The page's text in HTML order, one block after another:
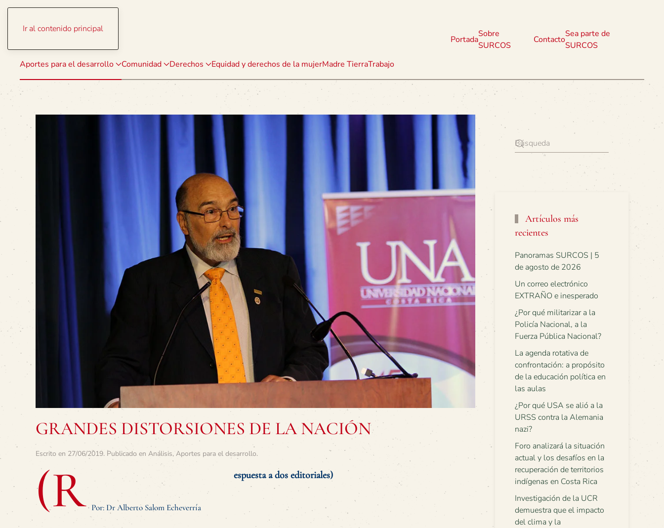
Ir al contenido principal
Aportes para el desarrollo Comunidad Derechos Equidad y derechos de la mujerMadre TierraTrabajo
Portada
Sobre
SURCOS
Contacto
Sea parte de
SURCOS
GRANDES DISTORSIONES DE LA NACIÓN
Escrito en 27/06/2019. Publicado en Análisis, Aportes para el desarrollo.
(R espuesta a dos editoriales)
Por: Dr Alberto Salom Echeverría
Artículos más
recientes
Panoramas SURCOS | 5
de agosto de 2026
Un correo electrónico
EXTRAÑO e inesperado
¿Por qué militarizar a la
Policía Nacional, a la
Fuerza Pública Nacional?
La agenda rotativa de
confrontación: a propósito
de la educación política en
las aulas
¿Por qué USA se alió a la
URSS contra la Alemania
nazi?
Foro analizará la situación
actual y los desafíos en la
recuperación de territorios
indígenas en Costa Rica
Investigación de la UCR
demuestra que el impacto
del clima y la